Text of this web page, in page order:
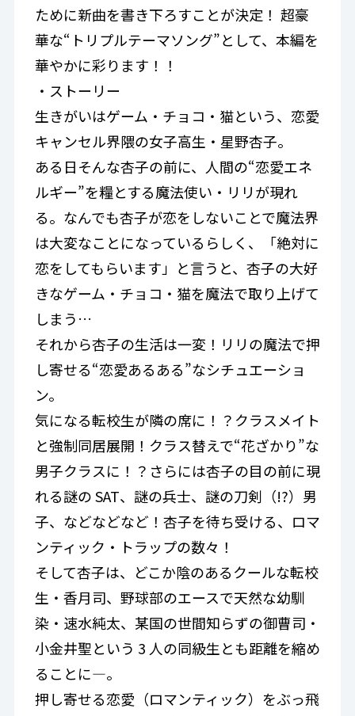
ために新曲を書き下ろすことが決定！ 超豪
華な“トリプルテーマソング”として、本編を
華やかに彩ります！！
・ストーリー
生きがいはゲーム・チョコ・猫という、恋愛
キャンセル界隈の女子高生・星野杏子。
ある日そんな杏子の前に、人間の“恋愛エネ
ルギー”を糧とする魔法使い・リリが現れ
る。なんでも杏子が恋をしないことで魔法界
は大変なことになっているらしく、「絶対に
恋をしてもらいます」と言うと、杏子の大好
きなゲーム・チョコ・猫を魔法で取り上げて
しまう…
それから杏子の生活は一変！リリの魔法で押
し寄せる“恋愛あるある”なシチュエーショ
ン。
気になる転校生が隣の席に！？クラスメイト
と強制同居展開！クラス替えで“花ざかり”な
男子クラスに！？さらには杏子の目の前に現
れる謎の SAT、謎の兵士、謎の刀剣（!?）男
子、などなどなど！杏子を待ち受ける、ロマ
ンティック・トラップの数々！
そして杏子は、どこか陰のあるクールな転校
生・香月司、野球部のエースで天然な幼馴
染・速水純太、某国の世間知らずの御曹司・
小金井聖という 3 人の同級生とも距離を縮め
ることに—。
押し寄せる恋愛（ロマンティック）をぶっ飛